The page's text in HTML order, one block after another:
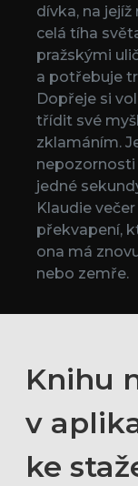
dívka, na
celá tíha
pražskými
a potřebuje
Dopřeje si
třídit své
zklamáním.
nepozornosti
jedné
Klaudie
překvapení,
ona má
nebo zemře.
Knihu
v
ke